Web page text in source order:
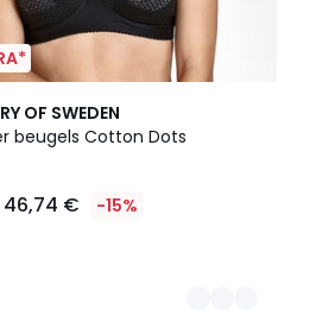
OF SWEDEN
beugels Cotton Dots
46,74 € -15%